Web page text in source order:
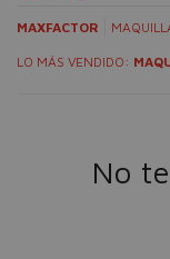
MAXFACTOR
LO MÁS VENDIDO:
No